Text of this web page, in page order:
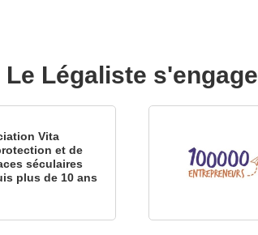
Le Légaliste s'engage
Vita
et de
séculaires
plus de 10 ans